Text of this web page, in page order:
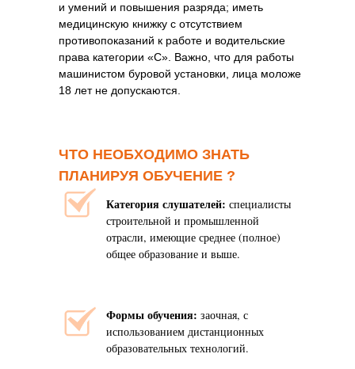
и умений и повышения разряда; иметь
медицинскую книжку с отсутствием
противопоказаний к работе и водительские
права категории «С». Важно, что для работы
машинистом буровой установки, лица моложе
18 лет не допускаются.
ЧТО НЕОБХОДИМО ЗНАТЬ
ПЛАНИРУЯ ОБУЧЕНИЕ ?
Категория слушателей: специалисты
строительной и промышленной
отрасли, имеющие среднее (полное)
общее образование и выше.
Формы обучения: заочная, с
использованием дистанционных
образовательных технологий.